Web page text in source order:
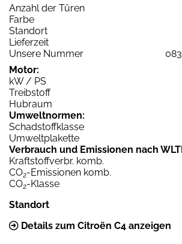
Anzahl der Türen
Farbe
Standort
Lieferzeit
Unsere Nummer
Motor:
kW / PS
Treibstoff
Hubraum
Umweltnormen:
Schadstoffklasse
Umweltplakette
Verbrauch und Emissionen nach
Kraftstoffverbr. komb.
CO2-Emissionen komb.
CO2-Klasse
Standort
Details zum Citroën C4 anzeigen